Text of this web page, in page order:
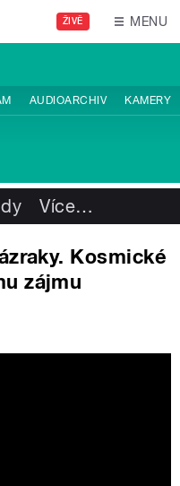
ŽIVĚ MENU
AUDIOARCHIV KAMERY
Více…
Kosmické
zájmu